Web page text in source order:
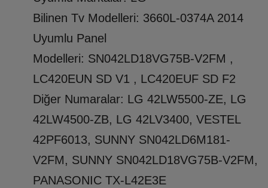
Bilinen Tv Modelleri: 3660L-0374A 2014
Uyumlu Panel
Modelleri: SN042LD18VG75B-V2FM ,
LC420EUN SD V1 , LC420EUF SD F2
Diğer Numaralar: LG 42LW5500-ZE, LG
42LW4500-ZB, LG 42LV3400, VESTEL
42PF6013, SUNNY SN042LD6M181-
V2FM, SUNNY SN042LD18VG75B-V2FM,
PANASONIC TX-L42E3E